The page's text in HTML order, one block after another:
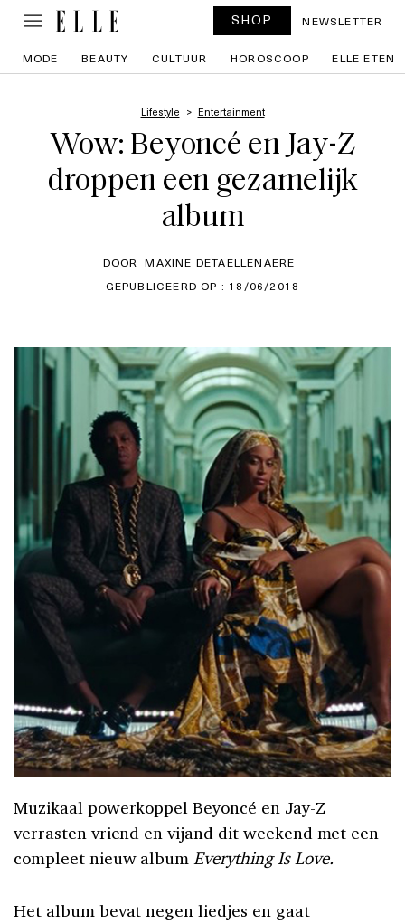
SHOP NEWSLETTER
MODE BEAUTY CULTUUR HOROSCOOP ELLE ETEN
Lifestyle Entertainment
Wow: Beyoncé en Jay-Z
droppen een gezamelijk
album
DOOR MAXINE DETAELLENAERE
GEPUBLICEERD OP : 18/06/2018
Muzikaal powerkoppel Beyoncé en Jay-Z
verrasten vriend en vijand dit weekend met een
compleet nieuw album Everything Is Love.
Het album bevat negen liedjes en gaat